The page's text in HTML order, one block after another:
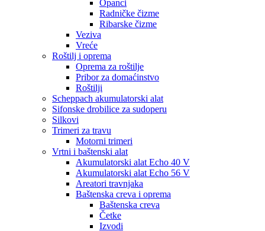
Opanci
Radničke čizme
Ribarske čizme
Veziva
Vreće
Roštilj i oprema
Oprema za roštilje
Pribor za domaćinstvo
Roštilji
Scheppach akumulatorski alat
Sifonske drobilice za sudoperu
Silkovi
Trimeri za travu
Motorni trimeri
Vrtni i baštenski alat
Akumulatorski alat Echo 40 V
Akumulatorski alat Echo 56 V
Areatori travnjaka
Baštenska creva i oprema
Baštenska creva
Četke
Izvodi